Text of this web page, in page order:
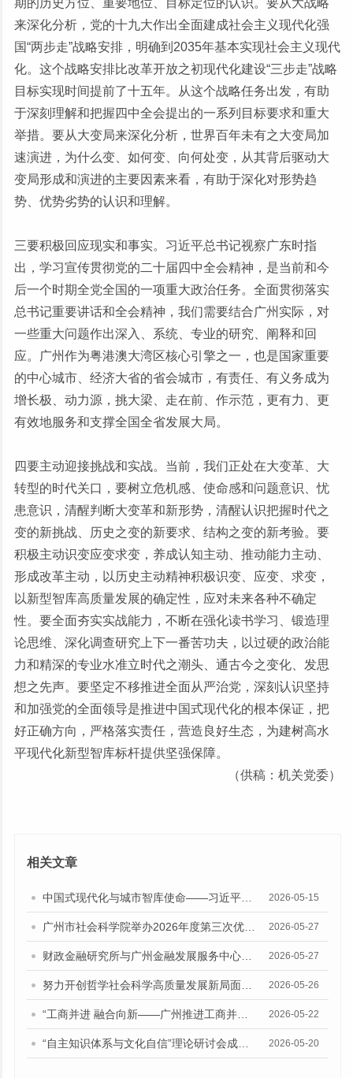
来深化分析，党的十九大作出全面建成社会主义现代化强
国“两步走”战略安排，明确到2035年基本实现社会主义现代
化。这个战略安排比改革开放之初现代化建设“三步走”战略
目标实现时间提前了十五年。从这个战略任务出发，有助
于深刻理解和把握四中全会提出的一系列目标要求和重大
举措。要从大变局来深化分析，世界百年未有之大变局加
速演进，为什么变、如何变、向何处变，从其背后驱动大
变局形成和演进的主要因素来看，有助于深化对形势趋
势、优势劣势的认识和理解。
三要积极回应现实和事实。习近平总书记视察广东时指
出，学习宣传贯彻党的二十届四中全会精神，是当前和今
后一个时期全党全国的一项重大政治任务。全面贯彻落实
总书记重要讲话和全会精神，我们需要结合广州实际，对
一些重大问题作出深入、系统、专业的研究、阐释和回
应。广州作为粤港澳大湾区核心引擎之一，也是国家重要
的中心城市、经济大省的省会城市，有责任、有义务成为
增长极、动力源，挑大梁、走在前、作示范，更有力、更
有效地服务和支撑全国全省发展大局。
四要主动迎接挑战和实战。当前，我们正处在大变革、大
转型的时代关口，要树立危机感、使命感和问题意识、忧
患意识，清醒判断大变革和新形势，清醒认识把握时代之
变的新挑战、历史之变的新要求、结构之变的新考验。要
积极主动识变应变求变，养成认知主动、推动能力主动、
形成改革主动，以历史主动精神积极识变、应变、求变，
以新型智库高质量发展的确定性，应对未来各种不确定
性。要全面夯实实战能力，不断在强化读书学习、锻造理
论思维、深化调查研究上下一番苦功夫，以过硬的政治能
力和精深的专业水准立时代之潮头、通古今之变化、发思
想之先声。要坚定不移推进全面从严治党，深刻认识坚持
和加强党的全面领导是推进中国式现代化的根本保证，把
好正确方向，严格落实责任，营造良好生态，为建树高水
平现代化新型智库标杆提供坚强保障。
（供稿：机关党委）
相关文章
2026-05-15
2026-05-27
2026-05-27
2026-05-26
2026-05-22
2026-05-20